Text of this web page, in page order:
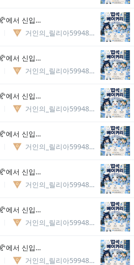
03⬆️🥐협곡베이커리🥐에서 신입분들을 모집합니다
거인의_릴리아5994867037981
03⬆️🥐협곡베이커리🥐에서 신입분들을 모집합니다
거인의_릴리아5994867037981
03⬆️🥐협곡베이커리🥐에서 신입분들을 모집합니다
거인의_릴리아5994867037981
03⬆️🥐협곡베이커리🥐에서 신입분들을 모집합니다
거인의_릴리아5994867037981
03⬆️🥐협곡베이커리🥐에서 신입분들을 모집합니다
거인의_릴리아5994867037981
03⬆️🥐협곡베이커리🥐에서 신입분들을 모집합니다
거인의_릴리아5994867037981
03⬆️🥐협곡베이커리🥐에서 신입분들을 모집합니다
거인의_릴리아5994867037981